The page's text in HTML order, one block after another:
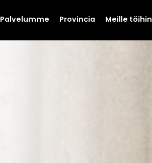
Palvelumme Provincia Meille töihin